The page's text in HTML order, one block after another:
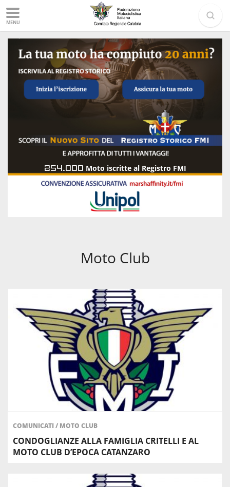
MENU
254.000 Moto iscritte al Registro FMI
Moto Club
COMUNICATI/ MOTO CLUB
CONDOGLIANZE ALLA FAMIGLIA CRITELLI E AL
MOTO CLUB D’EPOCA CATANZARO